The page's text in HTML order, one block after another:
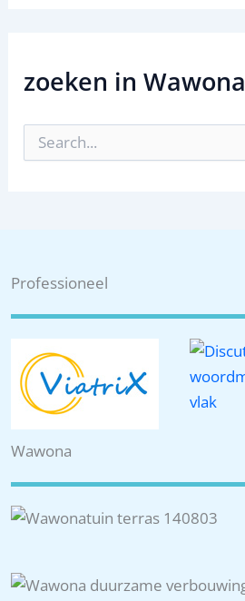
zoeken in Wawona
:
Professioneel
Wawona